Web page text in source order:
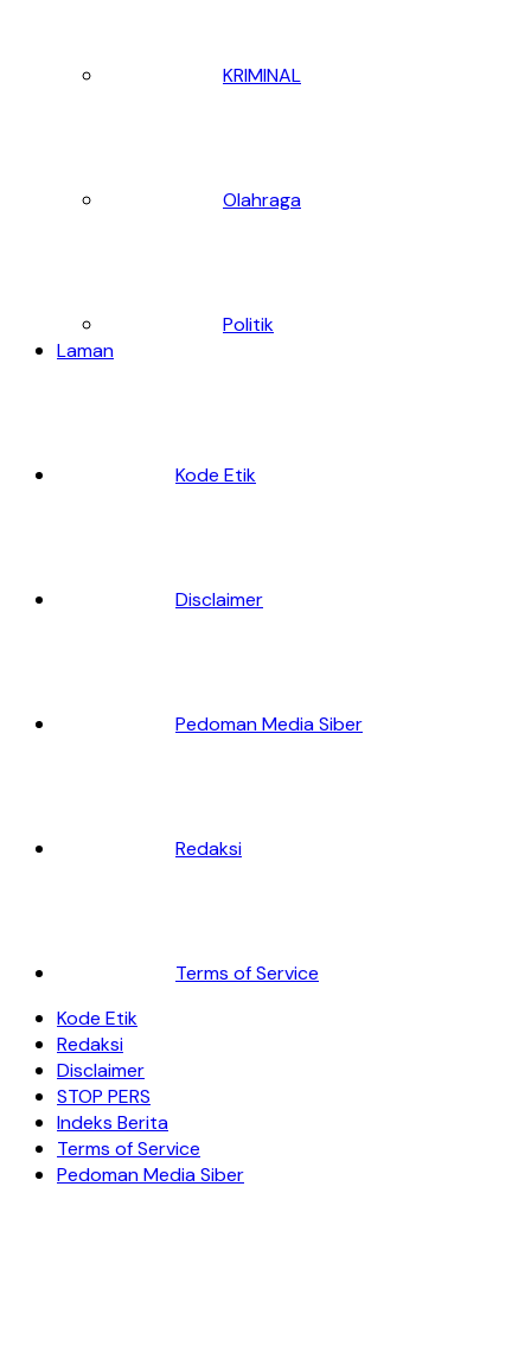
KRIMINAL
Olahraga
Politik
Laman
Kode Etik
Disclaimer
Pedoman Media Siber
Redaksi
Terms of Service
Kode Etik
Redaksi
Disclaimer
STOP PERS
Indeks Berita
Terms of Service
Pedoman Media Siber